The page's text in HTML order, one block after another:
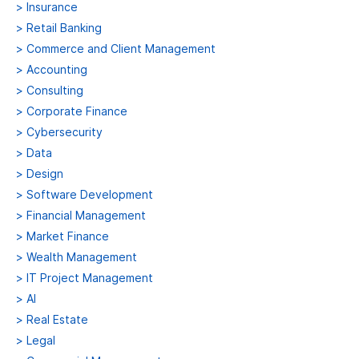
> Insurance
> Retail Banking
> Commerce and Client Management
> Accounting
> Consulting
> Corporate Finance
> Cybersecurity
> Data
> Design
> Software Development
> Financial Management
> Market Finance
> Wealth Management
> IT Project Management
> AI
> Real Estate
> Legal